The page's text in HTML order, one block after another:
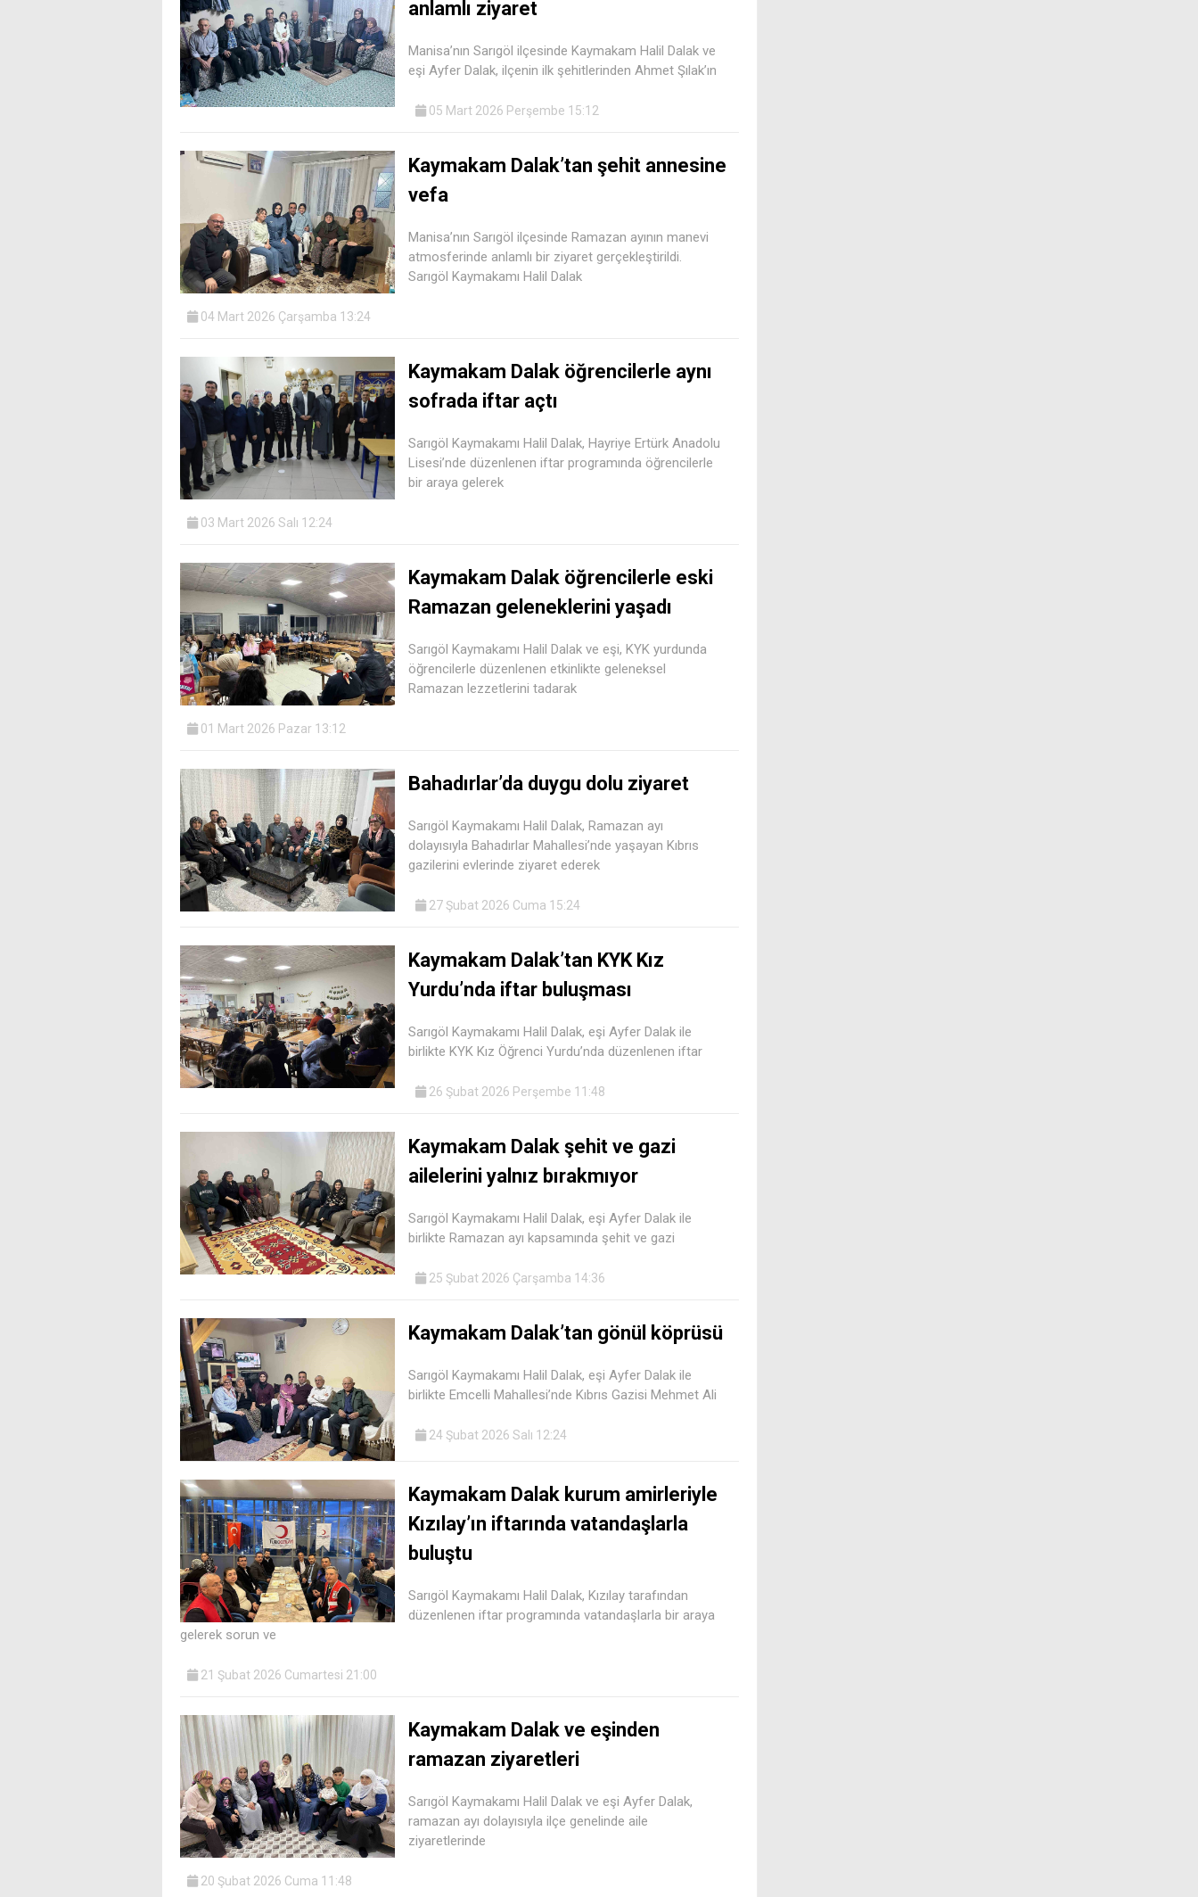
anlamlı ziyaret
Manisa’nın Sarıgöl ilçesinde Kaymakam Halil Dalak ve
eşi Ayfer Dalak, ilçenin ilk şehitlerinden Ahmet Şılak’ın
05 Mart 2026 Perşembe 15:12
Kaymakam Dalak’tan şehit annesine
vefa
Manisa’nın Sarıgöl ilçesinde Ramazan ayının manevi
atmosferinde anlamlı bir ziyaret gerçekleştirildi.
Sarıgöl Kaymakamı Halil Dalak
04 Mart 2026 Çarşamba 13:24
Kaymakam Dalak öğrencilerle aynı
sofrada iftar açtı
Sarıgöl Kaymakamı Halil Dalak, Hayriye Ertürk Anadolu
Lisesi’nde düzenlenen iftar programında öğrencilerle
bir araya gelerek
03 Mart 2026 Salı 12:24
Kaymakam Dalak öğrencilerle eski
Ramazan geleneklerini yaşadı
Sarıgöl Kaymakamı Halil Dalak ve eşi, KYK yurdunda
öğrencilerle düzenlenen etkinlikte geleneksel
Ramazan lezzetlerini tadarak
01 Mart 2026 Pazar 13:12
Bahadırlar’da duygu dolu ziyaret
Sarıgöl Kaymakamı Halil Dalak, Ramazan ayı
dolayısıyla Bahadırlar Mahallesi’nde yaşayan Kıbrıs
gazilerini evlerinde ziyaret ederek
27 Şubat 2026 Cuma 15:24
Kaymakam Dalak’tan KYK Kız
Yurdu’nda iftar buluşması
Sarıgöl Kaymakamı Halil Dalak, eşi Ayfer Dalak ile
birlikte KYK Kız Öğrenci Yurdu’nda düzenlenen iftar
26 Şubat 2026 Perşembe 11:48
Kaymakam Dalak şehit ve gazi
ailelerini yalnız bırakmıyor
Sarıgöl Kaymakamı Halil Dalak, eşi Ayfer Dalak ile
birlikte Ramazan ayı kapsamında şehit ve gazi
25 Şubat 2026 Çarşamba 14:36
Kaymakam Dalak’tan gönül köprüsü
Sarıgöl Kaymakamı Halil Dalak, eşi Ayfer Dalak ile
birlikte Emcelli Mahallesi’nde Kıbrıs Gazisi Mehmet Ali
24 Şubat 2026 Salı 12:24
Kaymakam Dalak kurum amirleriyle
Kızılay’ın iftarında vatandaşlarla
buluştu
Sarıgöl Kaymakamı Halil Dalak, Kızılay tarafından
düzenlenen iftar programında vatandaşlarla bir araya
gelerek sorun ve
21 Şubat 2026 Cumartesi 21:00
Kaymakam Dalak ve eşinden
ramazan ziyaretleri
Sarıgöl Kaymakamı Halil Dalak ve eşi Ayfer Dalak,
ramazan ayı dolayısıyla ilçe genelinde aile
ziyaretlerinde
20 Şubat 2026 Cuma 11:48